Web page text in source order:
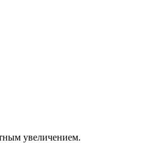
увеличением.